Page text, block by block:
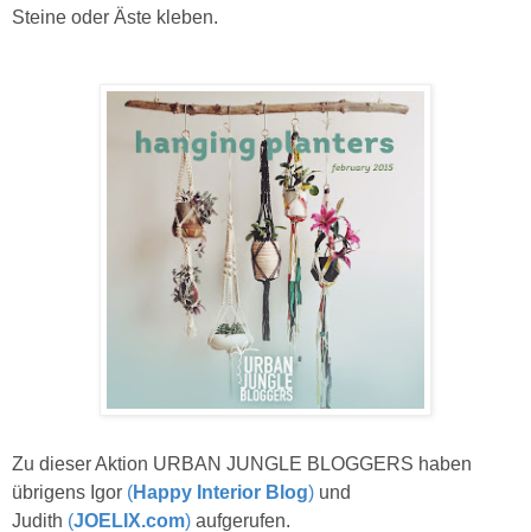
Steine oder Äste kleben.
Zu dieser Aktion URBAN JUNGLE BLOGGERS haben
übrigens Igor (Happy Interior Blog) und
Judith (JOELIX.com) aufgerufen.